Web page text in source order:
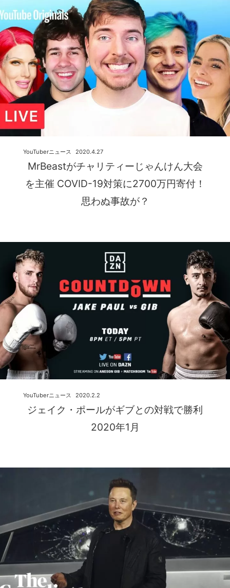
MrBeastがチャリティーじゃんけん大会
を主催 COVID-19対策に2700万円寄付！
思わぬ事故が？
2020.4.27
YouTuberニュース
ジェイク・ポールがギブとの対戦で勝利
2020年1月
2020.2.2
YouTuberニュース